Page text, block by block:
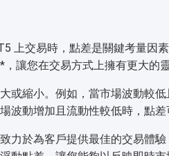
上交易時，點差是關鍵考量因
讓您在交易方式上擁有更大的靈
或縮小。例如，當市場波動較
波動增加且流動性較低時，點差
力於為客戶提供最佳的交易體